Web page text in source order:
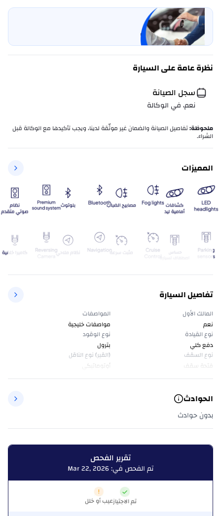
بيع سيارتي
خليها على كارسويتش
نظرة عامة على السيارة
سجل الصيانة
نعم، في الوكالة
ملحوظة:تفاصيل الصيانة والضمان غير موثّقة لدينا، ويجب تأكيدها مع الوكالة قبل
الشراء.
المميزات
تفاصيل السيارة
المالك الأول
نعم
المواصفات
مواصفات خليجية
نوع القيادة
دفع كلي
نوع الوقود
بترول
نوع السقف
فتحة سقف
(القير) نوع الناقل
أوتوماتيكي
الحوادث
بدون حوادث
تقرير الفحص
تم الفحص في: Mar 22, 2026
تم الاجتيازعيب أو خلل